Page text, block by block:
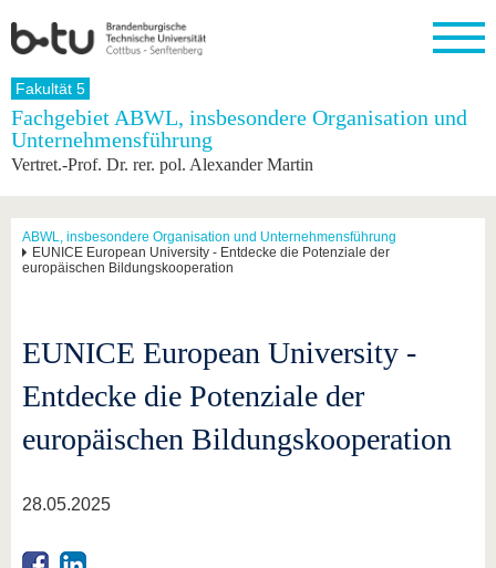
Startseite
Universität
Karriere
Strukturwandel
Forschung
Forschung
Forschungsprofil
Förderung
Studium
Studium
Im
Studium
Profil
Aus dem
Ausland
an die
BTU ins
Für
Studierende
Weiterbildung
Fachkräfte
Wirtschafts-
und
BTU
Transferprojekte
Lernen
Werte
Fakultät 5
Fachgebiet ABWL, insbesondere Organisation und
Unternehmensführung
Vertret.-Prof. Dr. rer. pol. Alexander Martin
ABWL, insbesondere Organisation und Unternehmensführung
EUNICE European University - Entdecke die Potenziale der
europäischen Bildungskooperation
EUNICE European University -
Entdecke die Potenziale der
europäischen Bildungskooperation
28.05.2025